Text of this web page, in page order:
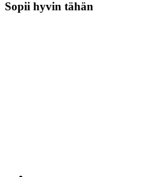
Sopii hyvin tähän